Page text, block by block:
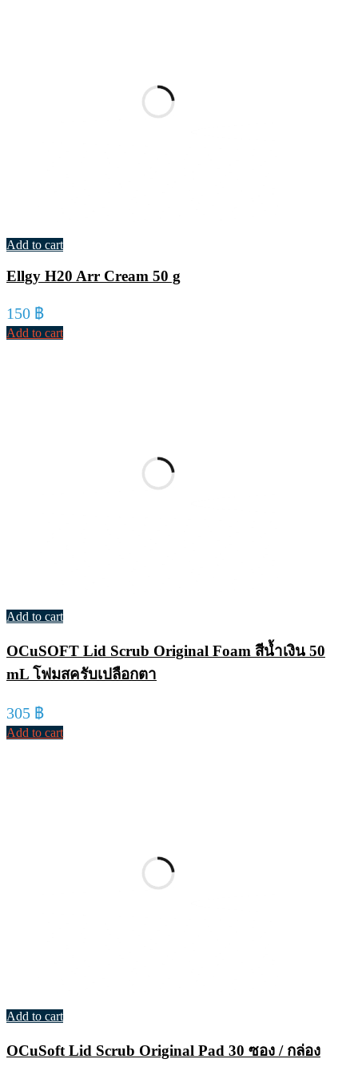
Add to cart
Ellgy H20 Arr Cream 50 g
150 ฿
Add to cart
Add to cart
OCuSOFT Lid Scrub Original Foam สีน้ำเงิน 50
mL โฟมสครับเปลือกตา
305 ฿
Add to cart
Add to cart
OCuSoft Lid Scrub Original Pad 30 ซอง / กล่อง